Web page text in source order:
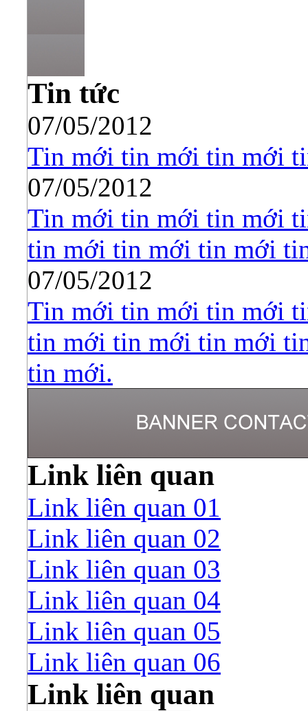
Tin tức
07/05/2012
Tin mới tin mới tin mới
07/05/2012
Tin mới tin mới tin mới
tin mới tin mới tin mới
07/05/2012
Tin mới tin mới tin mới
tin mới tin mới tin mới
tin mới.
Link liên quan
Link liên quan 01
Link liên quan 02
Link liên quan 03
Link liên quan 04
Link liên quan 05
Link liên quan 06
Link liên quan